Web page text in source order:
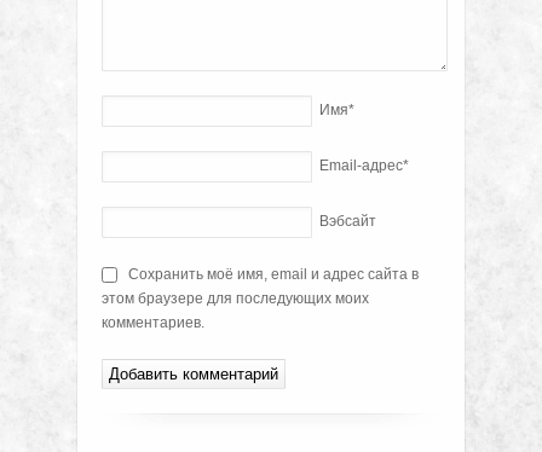
Имя*
Email-адрес*
Вэбсайт
Сохранить моё имя, email и адрес сайта в
этом браузере для последующих моих
комментариев.